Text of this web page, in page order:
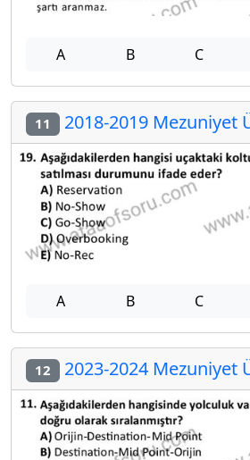
A B C
11 2018-2019 Mezuniyet
A B C
12 2023-2024 Mezuniyet